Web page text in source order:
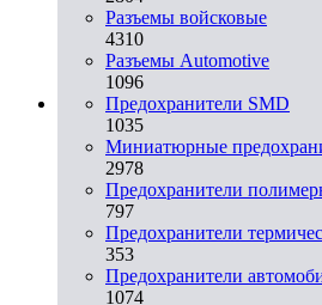
Разъемы войсковые
4310
Разъeмы Automotive
1096
Предохранители SMD
1035
Миниатюрные
2978
Предохранители
797
Предохранители
353
Предохранители
1074